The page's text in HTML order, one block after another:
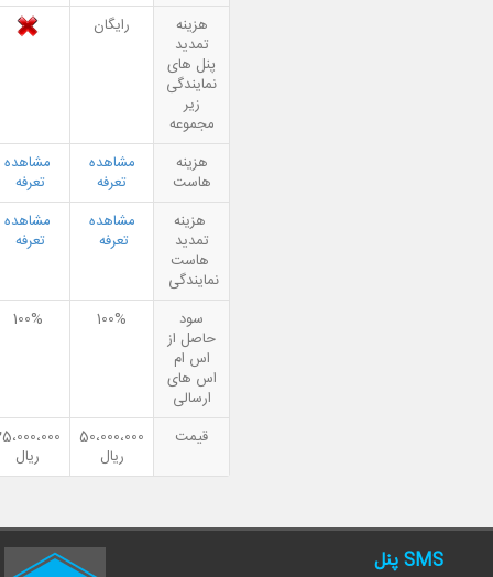
هزینه
تمدید
پنل های
نمایندگی
زیر
مجموعه
رایگان
هزینه
هاست
مشاهده
تعرفه
مشاهده
تعرفه
هزینه
تمدید
هاست
نمایندگی
مشاهده
تعرفه
مشاهده
تعرفه
سود
حاصل از
اس ام
اس های
ارسالی
100%
100%
قیمت
50،000،000
ریال
ریال
SMS پنل